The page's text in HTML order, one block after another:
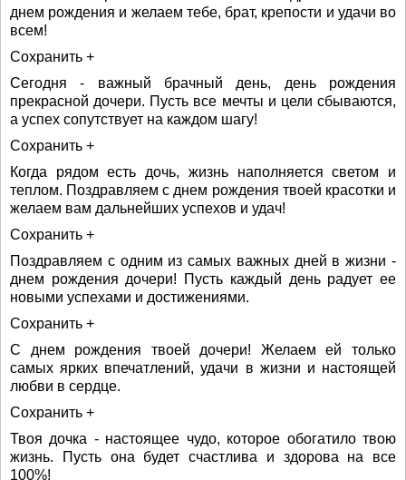
днем рождения и желаем тебе, брат, крепости и удачи во
всем!
Сохранить +
Сегодня - важный брачный день, день рождения
прекрасной дочери. Пусть все мечты и цели сбываются,
а успех сопутствует на каждом шагу!
Сохранить +
Когда рядом есть дочь, жизнь наполняется светом и
теплом. Поздравляем с днем рождения твоей красотки и
желаем вам дальнейших успехов и удач!
Сохранить +
Поздравляем с одним из самых важных дней в жизни -
днем рождения дочери! Пусть каждый день радует ее
новыми успехами и достижениями.
Сохранить +
С днем рождения твоей дочери! Желаем ей только
самых ярких впечатлений, удачи в жизни и настоящей
любви в сердце.
Сохранить +
Твоя дочка - настоящее чудо, которое обогатило твою
жизнь. Пусть она будет счастлива и здорова на все
100%!